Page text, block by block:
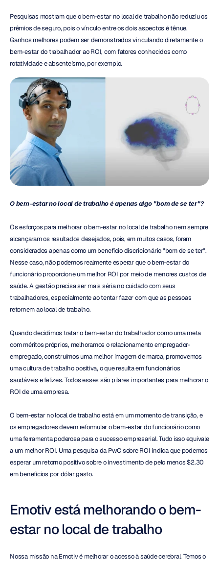
Pesquisas mostram que o bem-estar no local de trabalho não reduziu os
prêmios de seguro, pois o vínculo entre os dois aspectos é tênue.
Ganhos melhores podem ser demonstrados vinculando diretamente o
bem-estar do trabalhador ao ROI, com fatores conhecidos como
rotatividade e absenteísmo, por exemplo.
O bem-estar no local de trabalho é apenas algo "bom de se ter"?
Os esforços para melhorar o bem-estar no local de trabalho nem sempre
alcançaram os resultados desejados, pois, em muitos casos, foram
considerados apenas como um benefício discricionário "bom de se ter".
Nesse caso, não podemos realmente esperar que o bem-estar do
funcionário proporcione um melhor ROI por meio de menores custos de
saúde. A gestão precisa ser mais séria no cuidado com seus
trabalhadores, especialmente ao tentar fazer com que as pessoas
retornem ao local de trabalho.
Quando decidimos tratar o bem-estar do trabalhador como uma meta
com méritos próprios, melhoramos o relacionamento empregador-
empregado, construímos uma melhor imagem de marca, promovemos
uma cultura de trabalho positiva, o que resulta em funcionários
saudáveis e felizes. Todos esses são pilares importantes para melhorar o
ROI de uma empresa.
O bem-estar no local de trabalho está em um momento de transição, e
os empregadores devem reformular o bem-estar do funcionário como
uma ferramenta poderosa para o sucesso empresarial. Tudo isso equivale
a um melhor ROI. Uma pesquisa da PwC sobre ROI indica que podemos
esperar um retorno positivo sobre o investimento de pelo menos $2.30
em benefícios por dólar gasto.
Emotiv está melhorando o bem-
estar no local de trabalho
Nossa missão na Emotiv é melhorar o acesso à saúde cerebral. Temos o